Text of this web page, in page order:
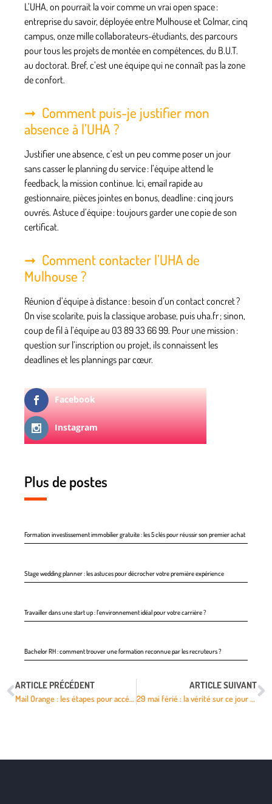
L’UHA, on pourrait la voir comme un vrai open space :
entreprise du savoir, déployée entre Mulhouse et Colmar, cinq
campus, onze mille collaborateurs-étudiants, des parcours
pour tous les projets de montée en compétences, du B.U.T.
au doctorat. Bref, c’est une équipe qui ne connaît pas la zone
de confort.
Comment puis-je justifier mon
absence à l’UHA ?
Justifier une absence, c’est un peu comme poser un jour
sans casser le planning du service : l’équipe attend le
feedback, la mission continue. Ici, email rapide au
gestionnaire, pièces jointes en bonus, deadline : cinq jours
ouvrés. Astuce d’équipe : toujours garder une copie de son
certificat.
Comment contacter l’UHA de
Mulhouse ?
Réunion d’équipe à distance : besoin d’un contact concret ?
On vise scolarite, puis la classique arobase, puis uha.fr ; sinon,
coup de fil à l’équipe au 03 89 33 66 99. Pour une mission :
question sur l’inscription ou projet, ils connaissent les
deadlines et les plannings par cœur.
Facebook
Instagram
Plus de postes
Formation investissement immobilier gratuite : les 5 clés pour réussir son premier achat
Stage wedding planner : les astuces pour décrocher votre première expérience
Travailler dans une start up : l’environnement idéal pour votre carrière ?
Bachelor RH : comment trouver une formation reconnue par les recruteurs ?
ARTICLE PRÉCÉDENT
Mail Orange : les étapes pour accéder à la messagerie sur tout appareil
ARTICLE SUIVANT
29 mai férié : la vérité sur ce jour et ses conséquences professionnelles